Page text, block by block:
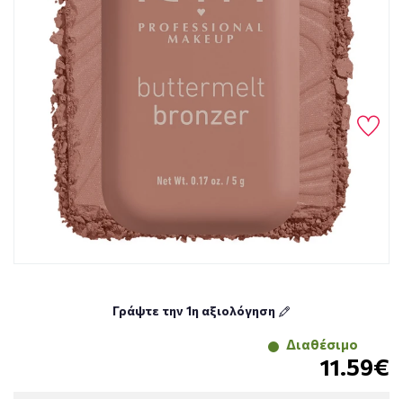
Γράψτε την 1η αξιολόγηση
Διαθέσιμο
11.59€